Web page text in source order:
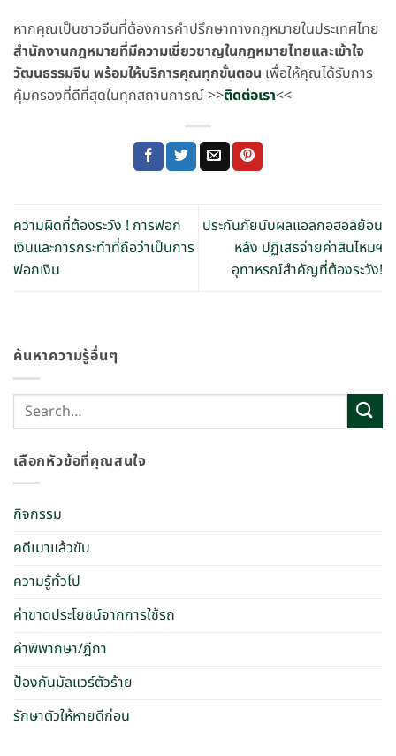
หากคุณเป็นชาวจีนที่ต้องการคำปรึกษาทางกฎหมายในประเทศไทย
สำนักงานกฎหมายที่มีความเชี่ยวชาญในกฎหมายไทยและเข้าใจ
วัฒนธรรมจีน พร้อมให้บริการคุณทุกขั้นตอน เพื่อให้คุณได้รับการ
คุ้มครองที่ดีที่สุดในทุกสถานการณ์ >>ติดต่อเรา<<
ความผิดที่ต้องระวัง ! การฟอก
เงินและการกระทำที่ถือว่าเป็นการ
ฟอกเงิน
ประกันภัยนับผลแอลกอฮอล์ย้อน
หลัง ปฏิเสธจ่ายค่าสินไหมฯ
อุทาหรณ์สำคัญที่ต้องระวัง!
ค้นหาความรู้อื่นๆ
เลือกหัวข้อที่คุณสนใจ
กิจกรรม
คดีเมาแล้วขับ
ความรู้ทั่วไป
ค่าขาดประโยชน์จากการใช้รถ
คำพิพากษา/ฎีกา
ป้องกันมัลแวร์ตัวร้าย
รักษาตัวให้หายดีก่อน